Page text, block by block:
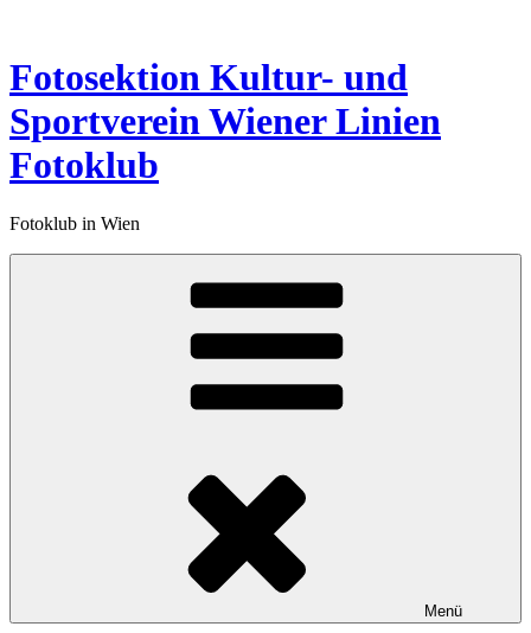
springen
Fotosektion Kultur- und
Sportverein Wiener Linien
Fotoklub
Fotoklub in Wien
Menü